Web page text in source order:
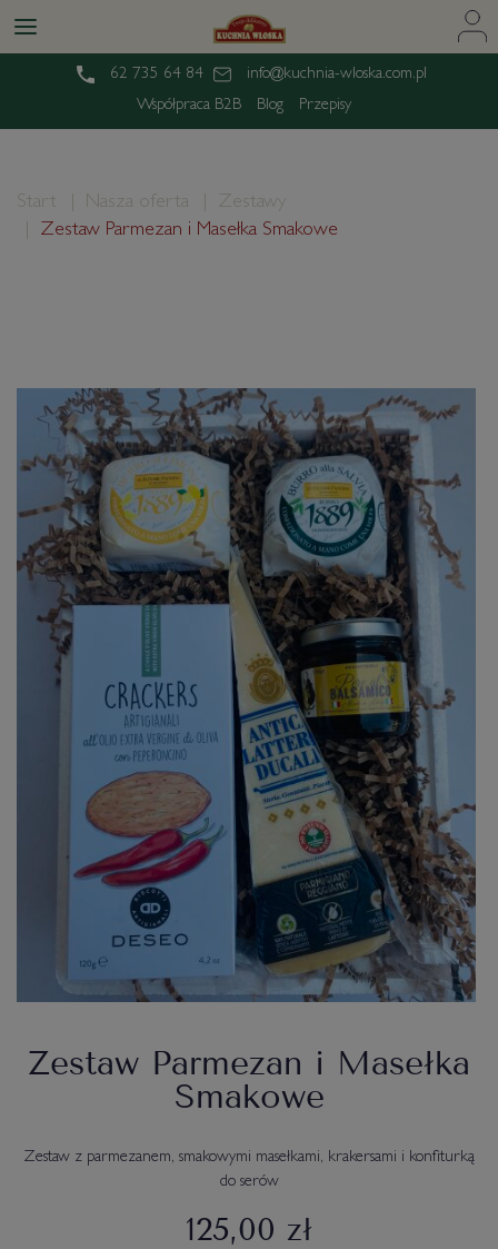
62 735 64 84
info@kuchnia-wloska.com.pl
Współpraca B2B
Blog Przepisy
Start Nasza oferta
Zestawy
Zestaw Parmezan i Masełka Smakowe
Zestaw Parmezan i Masełka
Smakowe
Zestaw z parmezanem, smakowymi masełkami, krakersami i konfiturką
do serów
125,00 zł